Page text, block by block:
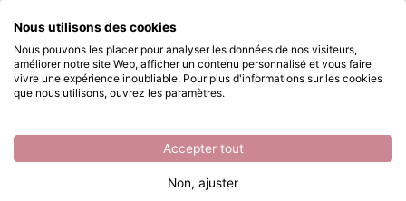
Passer au contenu principal
Disponible immédiatement Crate Paper • Day-to-Day disc planner Sweet rose
/ Fournitures de dessin et d'écriture
Que recherchez-vous ?
Nous utilisons des cookies
Nous pouvons les placer pour analyser les données de nos visiteurs,
améliorer notre site Web, afficher un contenu personnalisé et vous faire
vivre une expérience inoubliable. Pour plus d'informations sur les cookies
que nous utilisons, ouvrez les paramètres.
Accepter tout
Non, ajuster